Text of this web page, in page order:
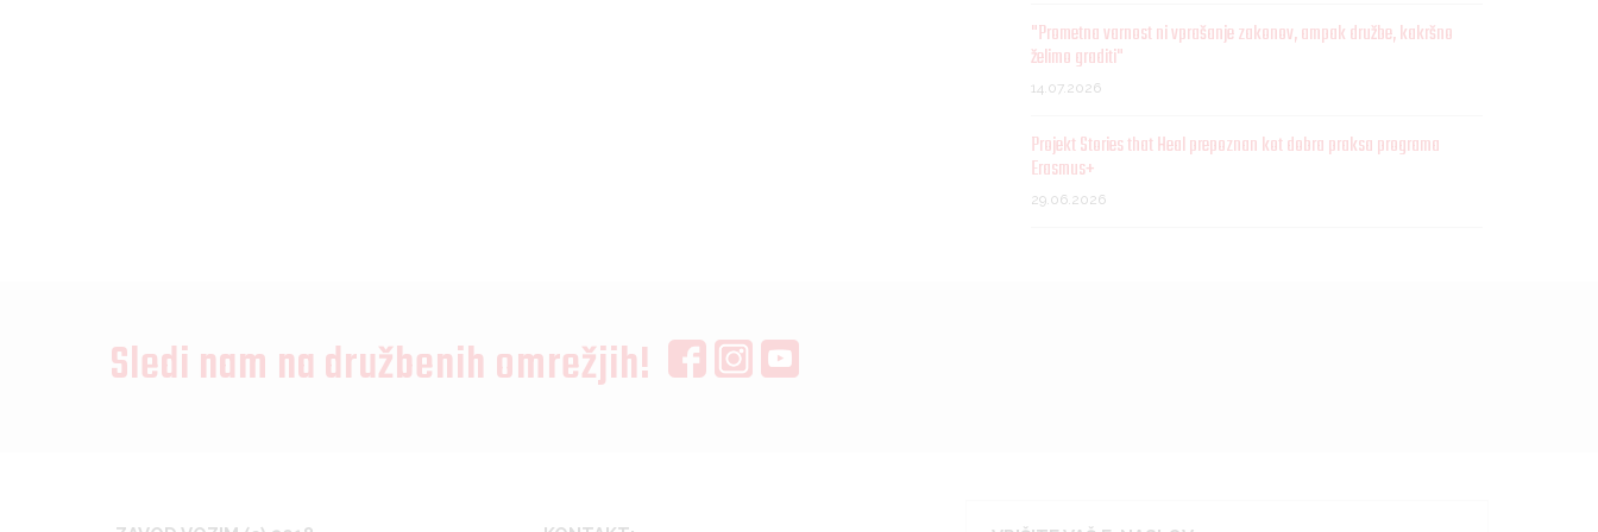
"Prometna varnost ni vprašanje zakonov, ampak družbe, kakršno
želimo graditi"
14.07.2026
Projekt Stories that Heal prepoznan kot dobra praksa programa
Erasmus+
29.06.2026
Sledi nam na družbenih omrežjih!